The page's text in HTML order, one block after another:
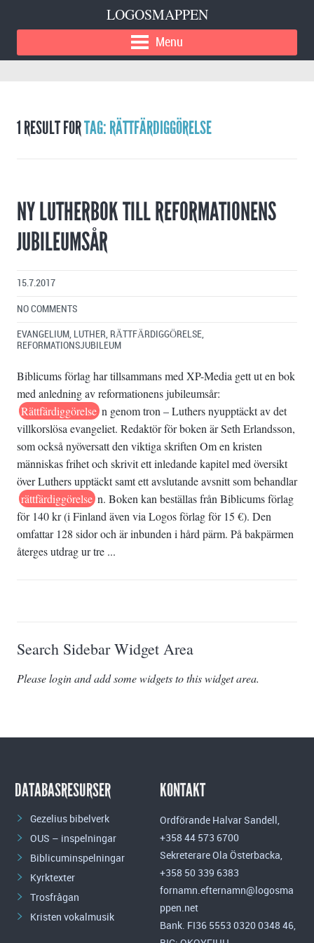
LOGOSMAPPEN
Menu
1 RESULT FORTAG: RÄTTFÄRDIGGÖRELSE
NY LUTHERBOK TILL REFORMATIONENS
JUBILEUMSÅR
15.7.2017
NO COMMENTS
EVANGELIUM, LUTHER, RÄTTFÄRDIGGÖRELSE,
REFORMATIONSJUBILEUM
Biblicums förlag har tillsammans med XP-Media gett ut en bok
med anledning av reformationens jubileumsår:
Rättfärdiggörelse n genom tron – Luthers nyupptäckt av det
villkorslösa evangeliet. Redaktör för boken är Seth Erlandsson,
som också nyöversatt den viktiga skriften Om en kristen
människas frihet och skrivit ett inledande kapitel med översikt
över Luthers upptäckt samt ett avslutande avsnitt som behandlar
rättfärdiggörelse n. Boken kan beställas från Biblicums förlag
för 140 kr (i Finland även via Logos förlag för 15 €). Den
omfattar 128 sidor och är inbunden i hård pärm. På bakpärmen
återges utdrag ur tre ...
Search Sidebar Widget Area
Please login and add some widgets to this widget area.
DATABASRESURSER
Gezelius bibelverk
OUS – inspelningar
Biblicuminspelningar
Kyrktexter
Trosfrågan
Kristen vokalmusik
KONTAKT
Ordförande Halvar Sandell,
+358 44 573 6700
Sekreterare Ola Österbacka,
+358 50 339 6383
fornamn.efternamn@logosma
ppen.net
Bank. FI36 5553 0320 0348 46,